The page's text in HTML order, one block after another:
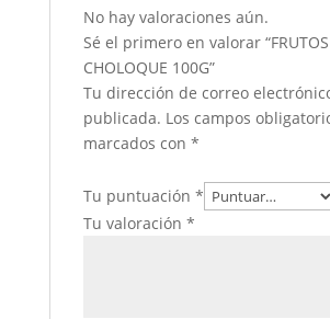
No hay valoraciones aún.
Sé el primero en valorar “FRUTOS
CHOLOQUE 100G”
Tu dirección de correo
publicada. Los campos
marcados con *
Tu puntuación *
Tu valoración *